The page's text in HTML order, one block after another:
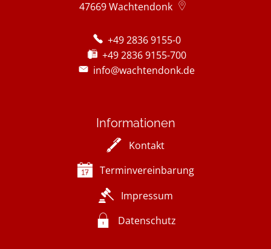
47669Wachtendonk
+49 2836 9155-0
+49 2836 9155-700
info@wachtendonk.de
Informationen
Kontakt
Terminvereinbarung
Impressum
Datenschutz